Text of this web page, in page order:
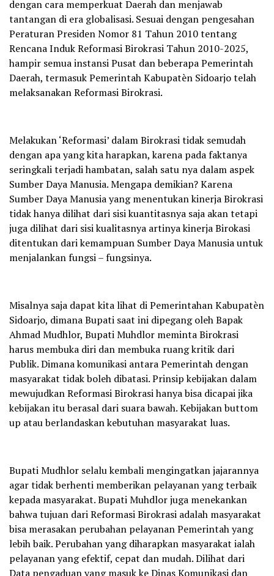
dengan cara memperkuat Daerah dan menjawab
tantangan di era globalisasi. Sesuai dengan pengesahan
Peraturan Presiden Nomor 81 Tahun 2010 tentang
Rencana Induk Reformasi Birokrasi Tahun 2010-2025,
hampir semua instansi Pusat dan beberapa Pemerintah
Daerah, termasuk Pemerintah Kabupatèn Sidoarjo telah
melaksanakan Reformasi Birokrasi.
Melakukan ‘Reformasi’ dalam Birokrasi tidak semudah
dengan apa yang kita harapkan, karena pada faktanya
seringkali terjadi hambatan, salah satu nya dalam aspek
Sumber Daya Manusia. Mengapa demikian? Karena
Sumber Daya Manusia yang menentukan kinerja Birokrasi
tidak hanya dilihat dari sisi kuantitasnya saja akan tetapi
juga dilihat dari sisi kualitasnya artinya kinerja Birokasi
ditentukan dari kemampuan Sumber Daya Manusia untuk
menjalankan fungsi – fungsinya.
Misalnya saja dapat kita lihat di Pemerintahan Kabupatèn
Sidoarjo, dimana Bupati saat ini dipegang oleh Bapak
Ahmad Mudhlor, Bupati Muhdlor meminta Birokrasi
harus membuka diri dan membuka ruang kritik dari
Publik. Dimana komunikasi antara Pemerintah dengan
masyarakat tidak boleh dibatasi. Prinsip kebijakan dalam
mewujudkan Reformasi Birokrasi hanya bisa dicapai jika
kebijakan itu berasal dari suara bawah. Kebijakan buttom
up atau berlandaskan kebutuhan masyarakat luas.
Bupati Mudhlor selalu kembali mengingatkan jajarannya
agar tidak berhenti memberikan pelayanan yang terbaik
kepada masyarakat. Bupati Muhdlor juga menekankan
bahwa tujuan dari Reformasi Birokrasi adalah masyarakat
bisa merasakan perubahan pelayanan Pemerintah yang
lebih baik. Perubahan yang diharapkan masyarakat ialah
pelayanan yang efektif, cepat dan mudah. Dilihat dari
Data pengaduan yang masuk ke Dinas Komunikasi dan